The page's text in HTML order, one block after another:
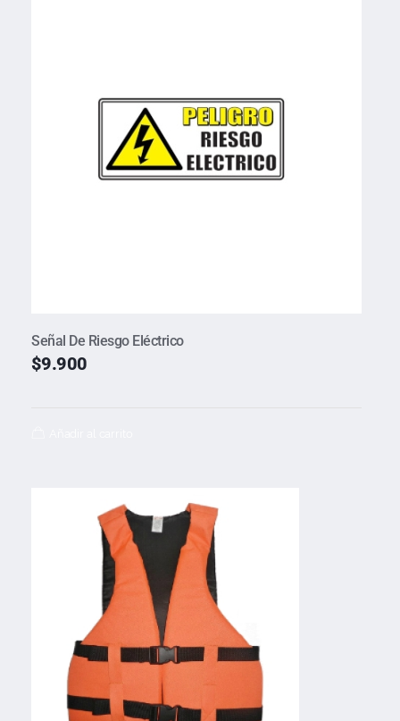
Señal De Riesgo Eléctrico
$9.900